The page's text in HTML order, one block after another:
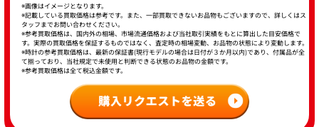
※画像はイメージとなります。
※記載している買取価格は参考です。また、一部買取できないお品物もございますので、詳しくはス
タッフまでお問い合わせください。
※参考買取価格は、国内外の相場、市場流通価格および当社取引実績をもとに算出した目安価格で
す。実際の買取価格を保証するものではなく、査定時の相場変動、お品物の状態により変動します。
※時計の参考買取価格は、最新の保証書(現行モデルの場合は日付が３か月以内)であり、付属品が全
て揃っており、当社規定で未使用と判断できる状態のお品物の金額です。
※参考買取価格は全て税込金額です。